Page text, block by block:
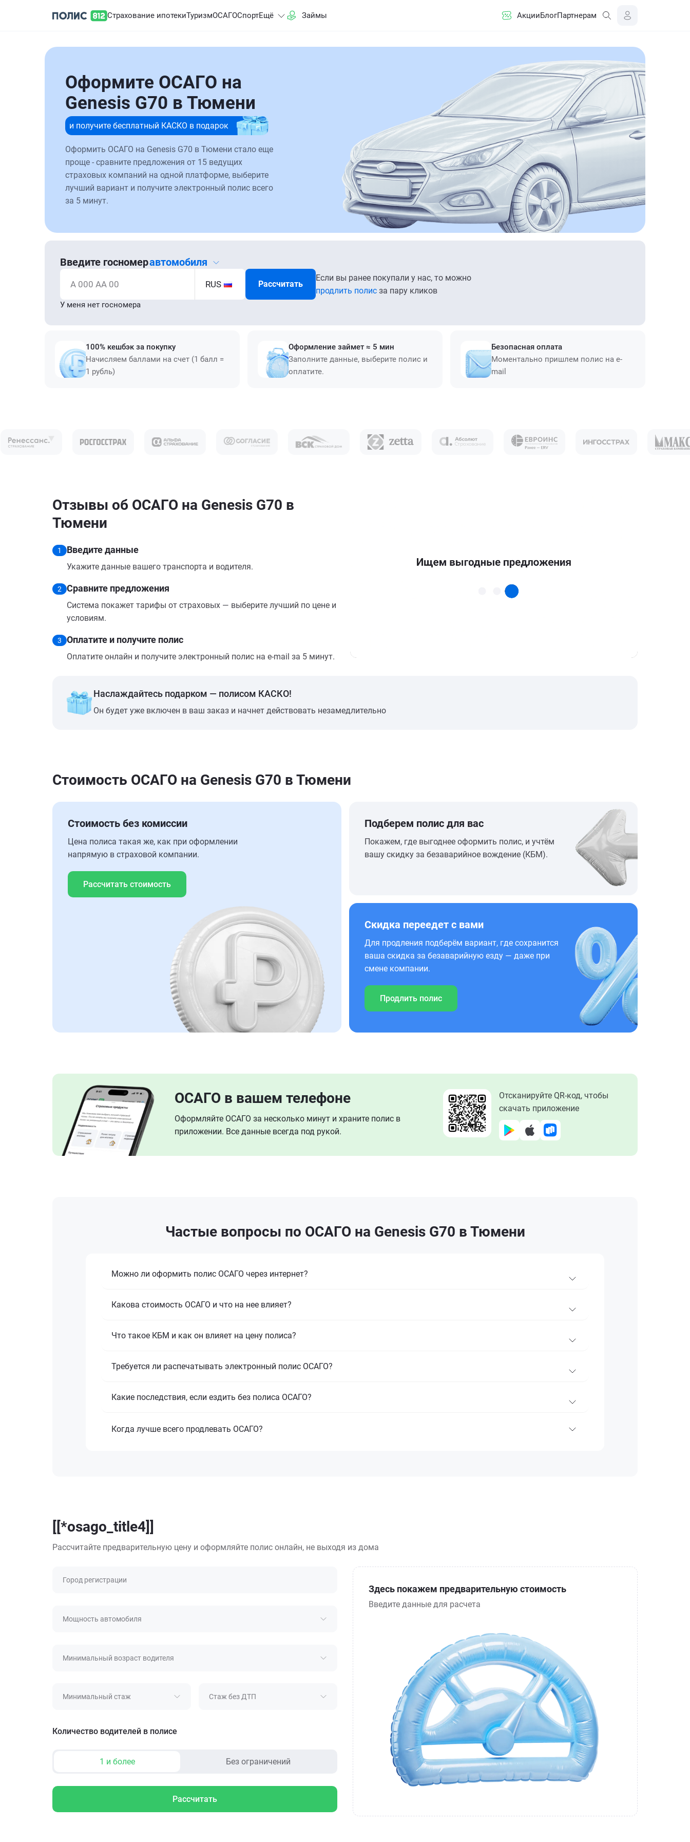
Страхование ипотекиТуризмОСАГОСпортЕщё Займы АкцииБлогПартнерам
Оформите ОСАГО на
Genesis G70 в Тюмени
и получите бесплатный КАСКО в подарок
Оформить ОСАГО на Genesis G70 в Тюмени стало еще
проще - сравните предложения от 15 ведущих
страховых компаний на одной платформе, выберите
лучший вариант и получите электронный полис всего
за 5 минут.
Введите госномеравтомобиля
А 000 АА 00 RUS Рассчитать
Если вы ранее покупали у нас, то можно
продлить полис за пару кликов
У меня нет госномера
100% кешбэк за покупку
Начисляем баллами на счет (1 балл =
1 рубль)
Оформление займет ≈ 5 мин
Заполните данные, выберите полис и
оплатите.
Безопасная оплата
Моментально пришлем полис на e-
mail
Отзывы об ОСАГО на Genesis G70 в
Тюмени
1 Введите данные
Укажите данные вашего транспорта и водителя.
2 Сравните предложения
Система покажет тарифы от страховых — выберите лучший по цене и
условиям.
3 Оплатите и получите полис
Оплатите онлайн и получите электронный полис на e-mail за 5 минут.
Наслаждайтесь подарком — полисом КАСКО!
Он будет уже включен в ваш заказ и начнет действовать незамедлительно
Стоимость ОСАГО на Genesis G70 в Тюмени
Стоимость без комиссии
Цена полиса такая же, как при оформлении
напрямую в страховой компании.
Рассчитать стоимость
Подберем полис для вас
Покажем, где выгоднее оформить полис, и учтём
вашу скидку за безаварийное вождение (КБМ).
Скидка переедет с вами
Для продления подберём вариант, где сохранится
ваша скидка за безаварийную езду — даже при
смене компании.
Продлить полис
ОСАГО в вашем телефоне
Оформляйте ОСАГО за несколько минут и храните полис в
приложении. Все данные всегда под рукой.
Отсканируйте QR-код, чтобы
скачать приложение
Частые вопросы по ОСАГО на Genesis G70 в Тюмени
Можно ли оформить полис ОСАГО через интернет?
Какова стоимость ОСАГО и что на нее влияет?
Что такое КБМ и как он влияет на цену полиса?
Требуется ли распечатывать электронный полис ОСАГО?
Какие последствия, если ездить без полиса ОСАГО?
Когда лучше всего продлевать ОСАГО?
[[*osago_title4]]
Рассчитайте предварительную цену и оформляйте полис онлайн, не выходя из дома
Город регистрации
Мощность автомобиля
Минимальный возраст водителя
Минимальный стаж Стаж без ДТП
Количество водителей в полисе
1 и более Без ограничений
Рассчитать
Здесь покажем предварительную стоимость
Введите данные для расчета